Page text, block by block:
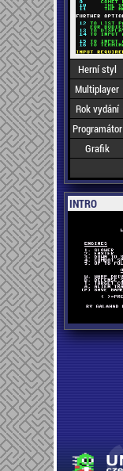
Herní styl
Multiplayer
Rok vydání
Programátor
Grafik
INTRO